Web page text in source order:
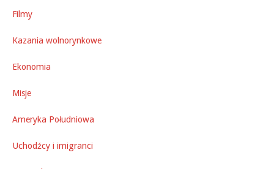
Filmy
Kazania wolnorynkowe
Ekonomia
Misje
Ameryka Południowa
Uchodźcy i imigranci